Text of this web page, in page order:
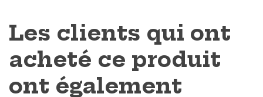
Les clients qui ont
acheté ce produit
ont également